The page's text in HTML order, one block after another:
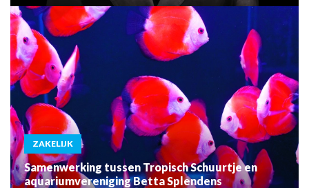
ZAKELIJK
Samenwerking tussen Tropisch Schuurtje en
aquariumvereniging Betta Splendens